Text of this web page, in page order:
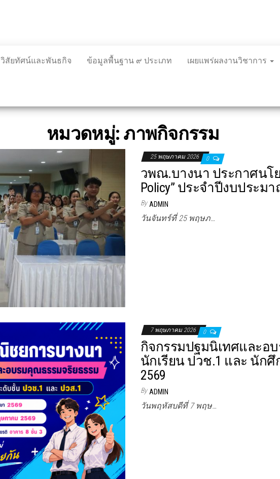
วิสัยทัศน์และพันธกิจ ข้อมูลพื้นฐาน ๙ ประเภท เผยแพร่ผลงานวิชาการ
หมวดหมู่: ภาพกิจกรรม
25 พฤษภาคม 2026 0
วพณ.บางนา ประกาศนโย
Policy” ประจำปีงบประมา
By ADMIN
วันจันทร์ที่ 25 พฤษภ…
7 พฤษภาคม 2026 0
กิจกรรมปฐมนิเทศและอ
นักเรียน ปวช.1 และ นัก
2569
By ADMIN
วันพฤหัสบดีที่ 7 พฤษ…